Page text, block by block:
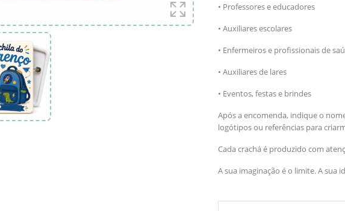
• Professores e educadores
• Auxiliares escolares
• Enfermeiros e profissionais de
• Auxiliares de lares
• Eventos, festas e brindes
Após a encomenda, indique o
logótipos ou referências para
Cada crachá é produzido com
A sua imaginação é o limite. A sua